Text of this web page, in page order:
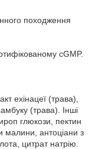
походження
cGMP.
ехінацеї (трава),
(трава). Інші
глюкози, пектин
малини, антоціани з
цитрат натрію.